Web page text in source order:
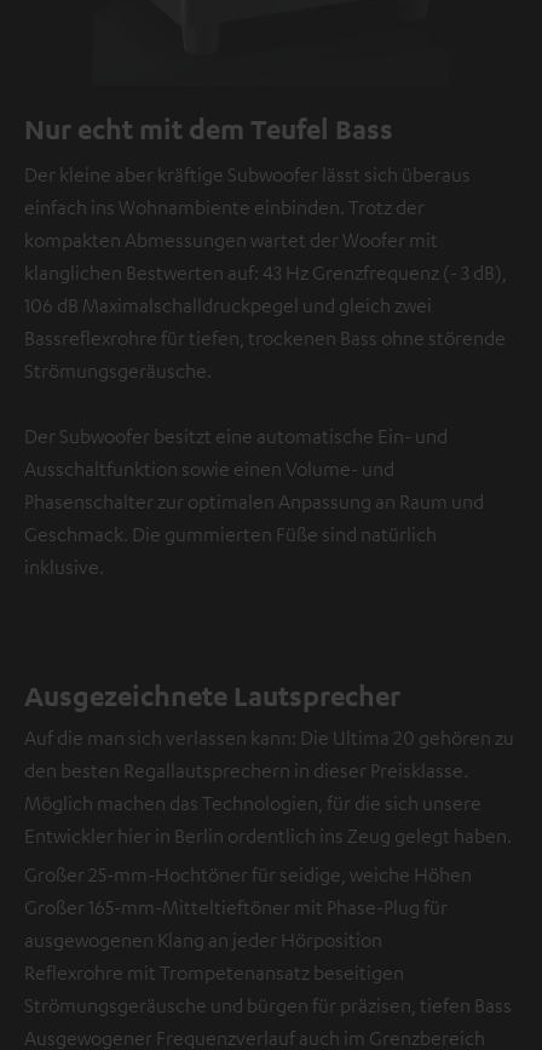
Nur echt mit dem Teufel Bass
Der kleine aber kräftige Subwoofer lässt sich überaus
einfach ins Wohnambiente einbinden. Trotz der
kompakten Abmessungen wartet der Woofer mit
klanglichen Bestwerten auf: 43 Hz Grenzfrequenz (- 3 dB),
106 dB Maximalschalldruckpegel und gleich zwei
Bassreflexrohre für tiefen, trockenen Bass ohne störende
Strömungsgeräusche.
Der Subwoofer besitzt eine automatische Ein- und
Ausschaltfunktion sowie einen Volume- und
Phasenschalter zur optimalen Anpassung an Raum und
Geschmack. Die gummierten Füße sind natürlich
inklusive.
Ausgezeichnete Lautsprecher
Auf die man sich verlassen kann: Die Ultima 20 gehören zu
den besten Regallautsprechern in dieser Preisklasse.
Möglich machen das Technologien, für die sich unsere
Entwickler hier in Berlin ordentlich ins Zeug gelegt haben.
Großer 25-mm-Hochtöner für seidige, weiche Höhen
Großer 165-mm-Mitteltieftöner mit Phase-Plug für
ausgewogenen Klang an jeder Hörposition
Reflexrohre mit Trompetenansatz beseitigen
Strömungsgeräusche und bürgen für präzisen, tiefen Bass
Ausgewogener Frequenzverlauf auch im Grenzbereich